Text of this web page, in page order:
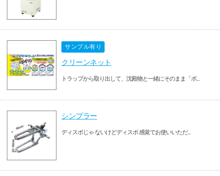
サンプル有り
クリーンネット
トラップから取り出して、沈殿物と一緒にそのまま「ポ...
シンプラー
ディスポじゃ ないけどディスポ 感覚でお使いいただ...